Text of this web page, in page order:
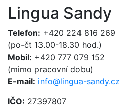
Lingua Sandy
Telefon: +420 224 816 269
(po-čt 13.00-18.30 hod.)
Mobil: +420 777 079 152
(mimo pracovní dobu)
E-mail: info@lingua-sandy.cz
IČO: 27397807